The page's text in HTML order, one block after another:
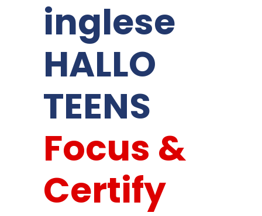
inglese
HALLO
TEENS
Focus &
Certify